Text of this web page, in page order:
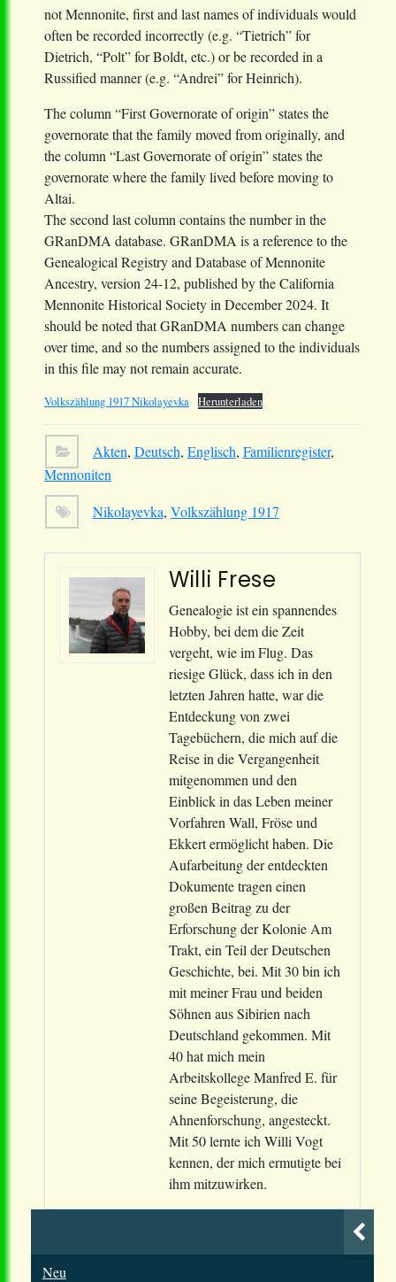
not Mennonite, first and last names of individuals would
often be recorded incorrectly (e.g. “Tietrich” for
Dietrich, “Polt” for Boldt, etc.) or be recorded in a
Russified manner (e.g. “Andrei” for Heinrich).
The column “First Governorate of origin” states the
governorate that the family moved from originally, and
the column “Last Governorate of origin” states the
governorate where the family lived before moving to
Altai.
The second last column contains the number in the
GRanDMA database. GRanDMA is a reference to the
Genealogical Registry and Database of Mennonite
Ancestry, version 24-12, published by the California
Mennonite Historical Society in December 2024. It
should be noted that GRanDMA numbers can change
over time, and so the numbers assigned to the individuals
in this file may not remain accurate.
Volkszählung 1917 Nikolayevka Herunterladen
Akten, Deutsch, Englisch, Familienregister,
Mennoniten
Nikolayevka, Volkszählung 1917
Willi Frese
Genealogie ist ein spannendes
Hobby, bei dem die Zeit
vergeht, wie im Flug. Das
riesige Glück, dass ich in den
letzten Jahren hatte, war die
Entdeckung von zwei
Tagebüchern, die mich auf die
Reise in die Vergangenheit
mitgenommen und den
Einblick in das Leben meiner
Vorfahren Wall, Fröse und
Ekkert ermöglicht haben. Die
Aufarbeitung der entdeckten
Dokumente tragen einen
großen Beitrag zu der
Erforschung der Kolonie Am
Trakt, ein Teil der Deutschen
Geschichte, bei. Mit 30 bin ich
mit meiner Frau und beiden
Söhnen aus Sibirien nach
Deutschland gekommen. Mit
40 hat mich mein
Arbeitskollege Manfred E. für
seine Begeisterung, die
Ahnenforschung, angesteckt.
Mit 50 lernte ich Willi Vogt
kennen, der mich ermutigte bei
ihm mitzuwirken.
Neu